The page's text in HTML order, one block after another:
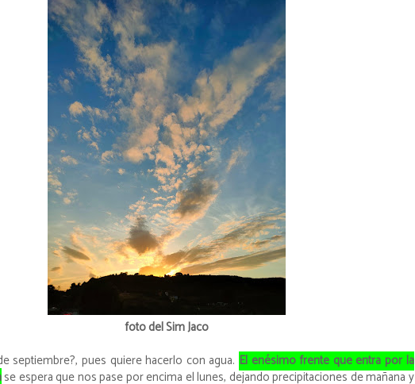
foto del Sim Jaco
septiembre?, pues quiere hacerlo con agua. El enésimo frente que entra por la
se espera que nos pase por encima el lunes, dejando precipitaciones de mañana y